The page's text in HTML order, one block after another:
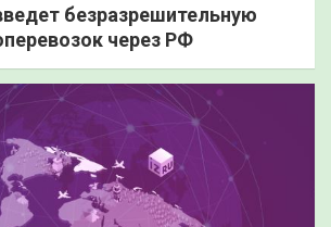
безразрешительную
через РФ